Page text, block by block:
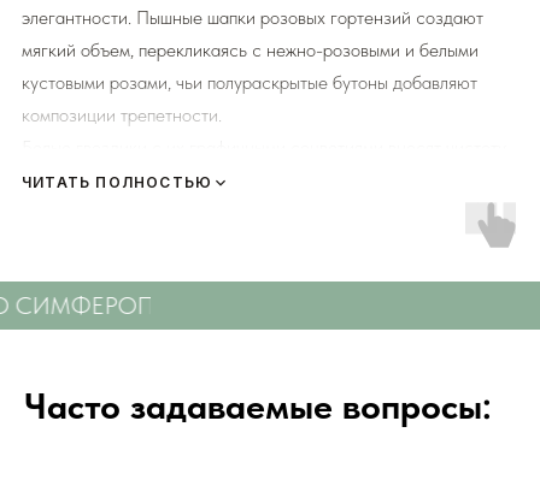
элегантности. Пышные шапки розовых гортензий создают
мягкий объем, перекликаясь с нежно-розовыми и белыми
кустовыми розами, чьи полураскрытые бутоны добавляют
композиции трепетности.
линий и контраст. Игра фактур — от бархатистых розовых
лепестков до кружевных гортензий — делает букет тактильно
Идеален для свадеб, нежных признаний или как изысканный
знак внимания.
цветами и подкормку для срезанных цветов!Сердечно
ЧИТАТЬ ПОЛНОСТЬЮ
СИМФЕРОПОЛЮ
Часто задаваемые вопросы: